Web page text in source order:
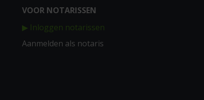
VOOR NOTARISSEN
▶ Inloggen notarissen
Aanmelden als notaris